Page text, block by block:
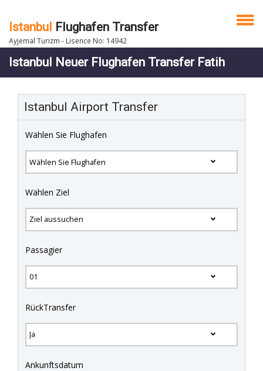
Istanbul Flughafen Transfer
Ayjemal Turizm - Lisence No: 14942
Istanbul Neuer Flughafen Transfer Fatih
Istanbul Airport Transfer
Wählen Sie Flughafen
Wählen Ziel
Passagier
RückTransfer
Ankunftsdatum